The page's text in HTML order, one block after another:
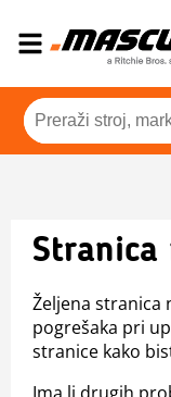
Stranica
Željena stranica
pogrešaka pri
stranice kako